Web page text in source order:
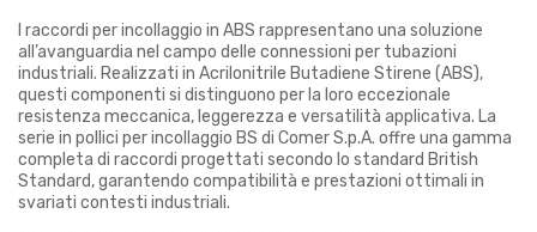
I raccordi per incollaggio in ABS rappresentano una soluzione
all’avanguardia nel campo delle connessioni per tubazioni
industriali. Realizzati in Acrilonitrile Butadiene Stirene (ABS),
questi componenti si distinguono per la loro eccezionale
resistenza meccanica, leggerezza e versatilità applicativa. La
serie in pollici per incollaggio BS di Comer S.p.A. offre una gamma
completa di raccordi progettati secondo lo standard British
Standard, garantendo compatibilità e prestazioni ottimali in
svariati contesti industriali.